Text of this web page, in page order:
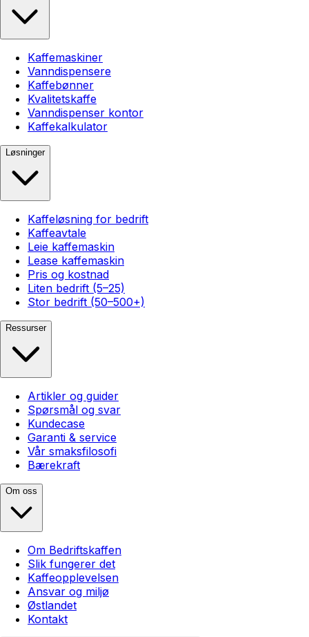
Kaffemaskiner
Vanndispensere
Kaffebønner
Kvalitetskaffe
Vanndispenser kontor
Kaffekalkulator
Løsninger
Kaffeløsning for bedrift
Kaffeavtale
Leie kaffemaskin
Lease kaffemaskin
Pris og kostnad
Liten bedrift (5–25)
Stor bedrift (50–500+)
Ressurser
Artikler og guider
Spørsmål og svar
Kundecase
Garanti & service
Vår smaksfilosofi
Bærekraft
Om oss
Om Bedriftskaffen
Slik fungerer det
Kaffeopplevelsen
Ansvar og miljø
Østlandet
Kontakt